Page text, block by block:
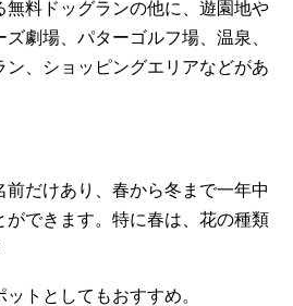
無料ドッグランの他に、遊園地や
劇場、パターゴルフ場、温泉、
、ショッピングエリアなどがあ
だけあり、春から冬まで一年中
ができます。特に春は、花の種類
トとしてもおすすめ。